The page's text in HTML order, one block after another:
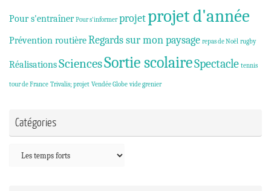
Pour s'entraîner Pour s'informer projetprojet d'année
Prévention routièreRegards sur mon paysage repas de Noël rugby
RéalisationsSciencesSortie scolaireSpectacle tennis
tour de France Trivalis; projet Vendée Globe vide grenier
Catégories
Catégories